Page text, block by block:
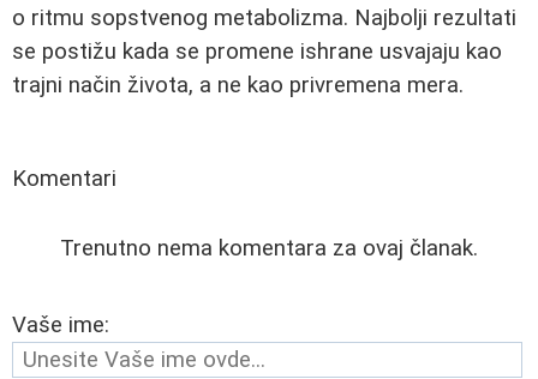
o ritmu sopstvenog metabolizma. Najbolji rezultati
se postižu kada se promene ishrane usvajaju kao
trajni način života, a ne kao privremena mera.
Komentari
Trenutno nema komentara za ovaj članak.
Vaše ime: